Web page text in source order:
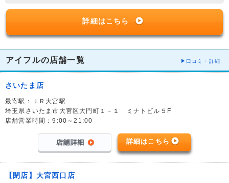
詳細はこちら
アイフルの店舗一覧 口コミ・詳細
さいたま店
最寄駅：ＪＲ大宮駅
埼玉県さいたま市大宮区大門町１－１ ミナトビル５F
店舗営業時間：9:00～21:00
詳細はこちら
【閉店】大宮西口店